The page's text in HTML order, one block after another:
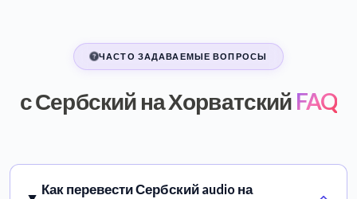
ЧАСТО ЗАДАВАЕМЫЕ ВОПРОСЫ
с Сербский на Хорватский FAQ
Как перевести Сербский audio на